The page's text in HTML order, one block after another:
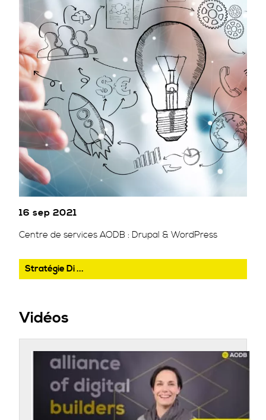
16 sep 2021
Centre de services AODB : Drupal & WordPress
Stratégie Di ...
Vidéos